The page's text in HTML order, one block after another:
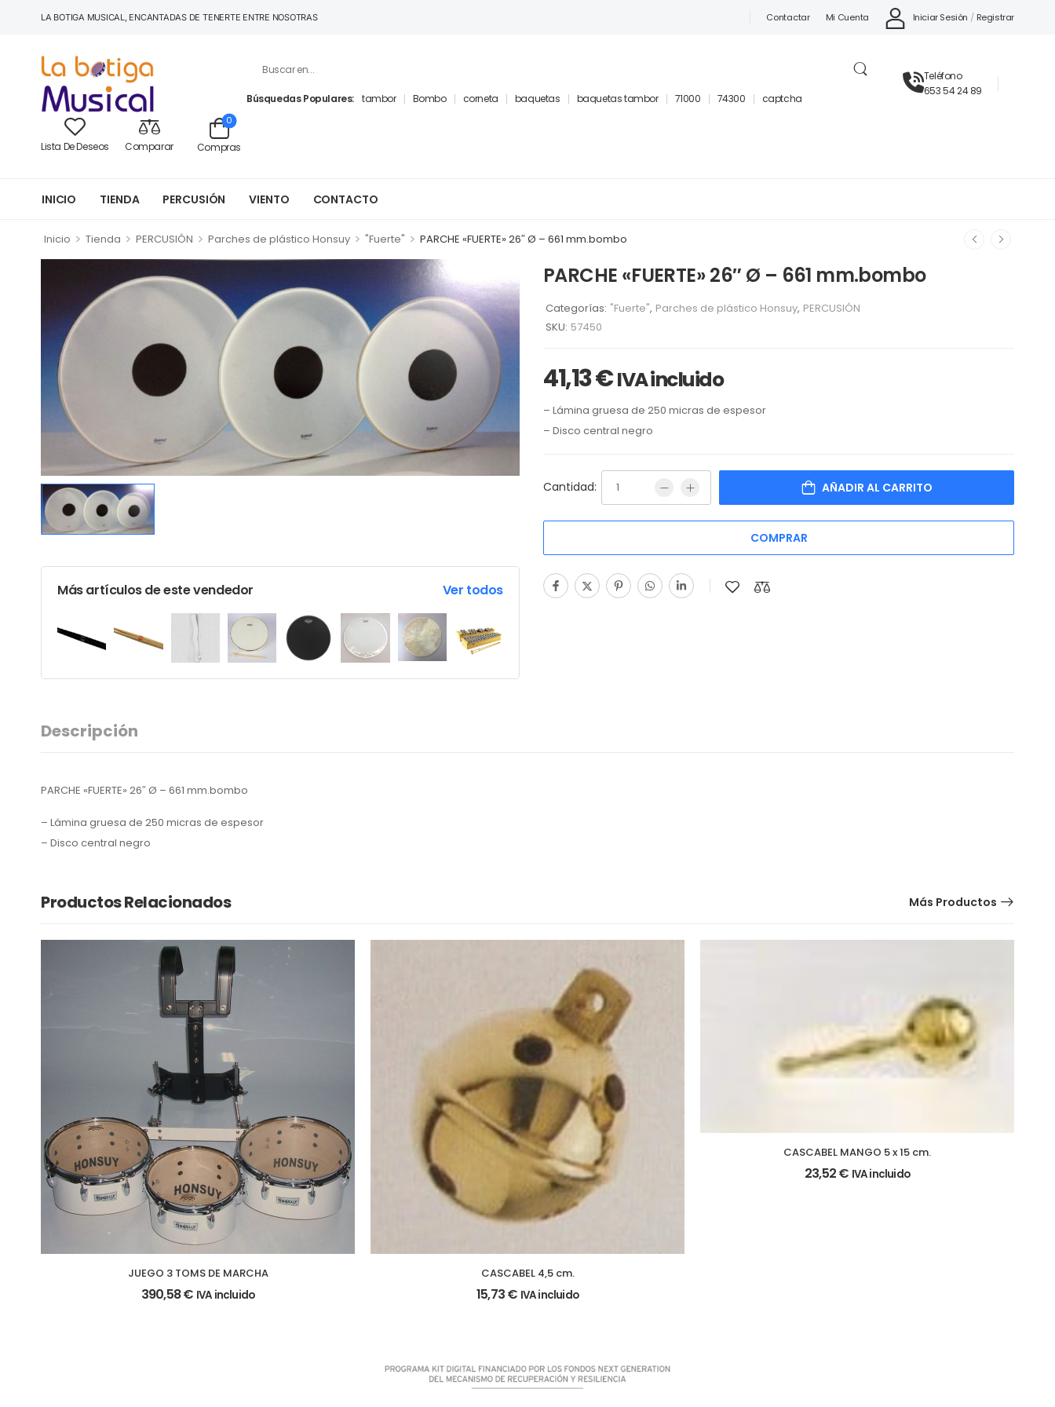
LA BOTIGA MUSICAL, ENCANTADAS DE TENERTE ENTRE NOSOTRAS Contactar Mi Cuenta Iniciar Sesión / Registrar
Búsquedas Populares: tambor Bombo corneta baquetas baquetas tambor 71000 74300 captcha
Teléfono
653 54 24 89
Lista De Deseos Comparar Compras
0
INICIO TIENDA PERCUSIÓN VIENTO CONTACTO
Inicio > Tienda > PERCUSIÓN > Parches de plástico Honsuy > "Fuerte" > PARCHE «FUERTE» 26″ Ø – 661 mm.bombo
Más artículos de este vendedor Ver todos
PARCHE «FUERTE» 26″ Ø – 661 mm.bombo
Categorías: "Fuerte", Parches de plástico Honsuy, PERCUSIÓN
SKU: 57450
41,13€IVA incluido
– Lámina gruesa de 250 micras de espesor
– Disco central negro
Cantidad: AÑADIR AL CARRITO
COMPRAR
Descripción
PARCHE «FUERTE» 26″ Ø – 661 mm.bombo
– Lámina gruesa de 250 micras de espesor
– Disco central negro
Productos Relacionados Más Productos
JUEGO 3 TOMS DE MARCHA
390,58€ IVA incluido
CASCABEL 4,5 cm.
15,73€ IVA incluido
CASCABEL MANGO 5 x 15 cm.
23,52€ IVA incluido